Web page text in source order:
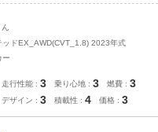
ッドEX_AWD(CVT_1.8) 2023年式
ー
走行性能 3 乗り心地 3 燃費 3
デザイン 3 積載性 4 価格 3